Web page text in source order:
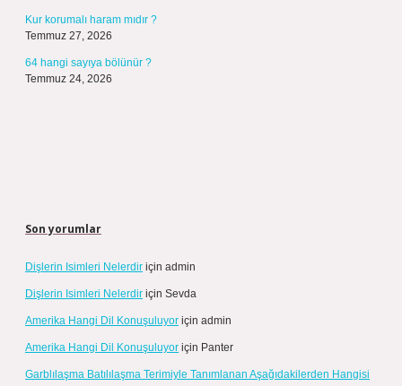
Kur korumalı haram mıdır ?
Temmuz 27, 2026
64 hangi sayıya bölünür ?
Temmuz 24, 2026
Son yorumlar
Dişlerin Isimleri Nelerdir için admin
Dişlerin Isimleri Nelerdir için Sevda
Amerika Hangi Dil Konuşuluyor için admin
Amerika Hangi Dil Konuşuluyor için Panter
Garblılaşma Batılılaşma Terimiyle Tanımlanan Aşağıdakilerden Hangisi